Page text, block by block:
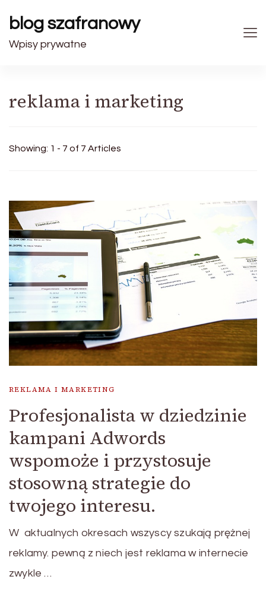
blog szafranowy
Wpisy prywatne
reklama i marketing
Showing: 1 - 7 of 7 Articles
REKLAMA I MARKETING
Profesjonalista w dziedzinie
kampani Adwords
wspomoże i przystosuje
stosowną strategie do
twojego interesu.
W aktualnych okresach wszyscy szukają prężnej
reklamy. pewną z niech jest reklama w internecie
zwykle …